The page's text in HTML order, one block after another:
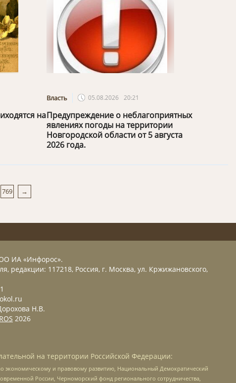
на
Власть 05.08.2026 20:21
Предупреждение о неблагоприятных
явлениях погоды на территории
Новгородской области от 5 августа
2026 года.
769
ИА «Инфорос».
редакции: 117218, Россия, г. Москва, ул. Кржижановского,
Н.В.
2026
на территории Российской Федерации:
и правовому развитию, Национальный Демократический
России, Черноморский фонд регионального сотрудничества,